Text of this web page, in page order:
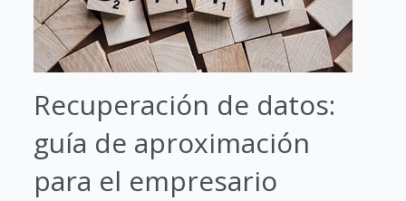
Recuperación de datos:
guía de aproximación
para el empresario